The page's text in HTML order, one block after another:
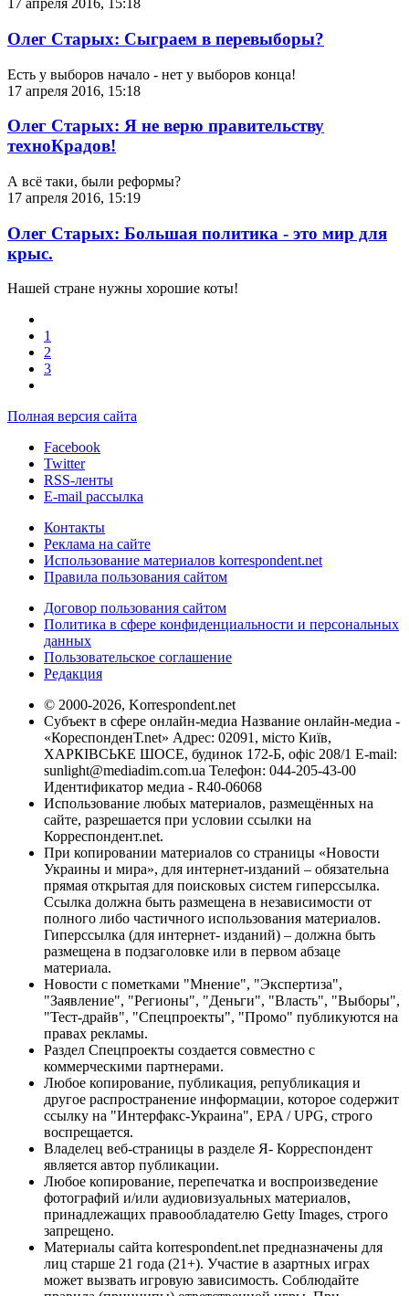
17 апреля 2016, 15:18
Олег Старых: Сыграем в перевыборы?
Есть у выборов начало - нет у выборов конца!
17 апреля 2016, 15:18
Олег Старых: Я не верю правительству
техноКрадов!
А всё таки, были реформы?
17 апреля 2016, 15:19
Олег Старых: Большая политика - это мир для
крыс.
Нашей стране нужны хорошие коты!
1
2
3
Полная версия сайта
Facebook
Twitter
RSS-ленты
E-mail рассылка
Контакты
Реклама на сайте
Использование материалов korrespondent.net
Правила пользования сайтом
Договор пользования сайтом
Политика в сфере конфиденциальности и персональных
данных
Пользовательское соглашение
Редакция
© 2000-2026, Korrespondent.net
Субъект в сфере онлайн-медиа Название онлайн-медиа -
«КореспонденТ.net» Адрес: 02091, місто Київ,
ХАРКІВСЬКЕ ШОСЕ, будинок 172-Б, офіс 208/1 E-mail:
sunlight@mediadim.com.ua Телефон: 044-205-43-00
Идентификатор медиа - R40-06068
Использование любых материалов, размещённых на
сайте, разрешается при условии ссылки на
Корреспондент.net.
При копировании материалов со страницы «Новости
Украины и мира», для интернет-изданий – обязательна
прямая открытая для поисковых систем гиперссылка.
Ссылка должна быть размещена в независимости от
полного либо частичного использования материалов.
Гиперссылка (для интернет- изданий) – должна быть
размещена в подзаголовке или в первом абзаце
материала.
Новости с пометками "Мнение", "Экспертиза",
"Заявление", "Регионы", "Деньги", "Власть", "Выборы",
"Тест-драйв", "Спецпроекты", "Промо" публикуются на
правах рекламы.
Раздел Спецпроекты создается совместно с
коммерческими партнерами.
Любое копирование, публикация, републикация и
другое распространение информации, которое содержит
ссылку на "Интерфакс-Украина", EPA / UPG, строго
воспрещается.
Владелец веб-страницы в разделе Я- Корреспондент
является автор публикации.
Любое копирование, перепечатка и воспроизведение
фотографий и/или аудиовизуальных материалов,
принадлежащих правообладателю Getty Images, строго
запрещено.
Материалы сайта korrespondent.net предназначены для
лиц старше 21 года (21+). Участие в азартных играх
может вызвать игровую зависимость. Соблюдайте